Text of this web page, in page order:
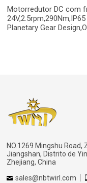
Motorredutor DC com
24V,2.5rpm,290Nm,IP65
Planetary Gear
NO.1269 Mingshu Road,
Jiangshan, Distrito de
Zhejiang, China
sales@nbtwirl.com